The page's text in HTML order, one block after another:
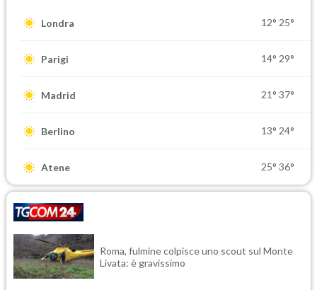
Londra 12° 25°
Parigi 14° 29°
Madrid 21° 37°
Berlino 13° 24°
Atene 25° 36°
Roma, fulmine colpisce uno scout sul Monte
Livata: è gravissimo